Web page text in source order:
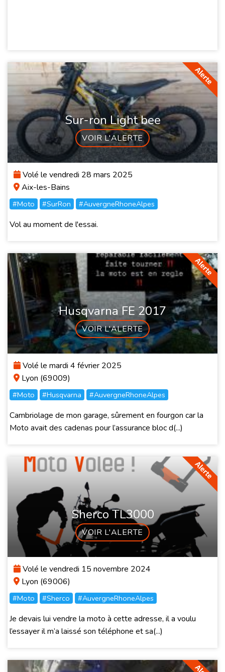
Sur-ron Light bee
VOIR L'ALERTE
Volé le vendredi 28 mars 2025
Aix-les-Bains
#Moto #SurRon #AuvergneRhoneAlpes
Vol au moment de l'essai.
Husqvarna FE 2017
VOIR L'ALERTE
Volé le mardi 4 février 2025
Lyon (69009)
#Moto #Husqvarna #AuvergneRhoneAlpes
Cambriolage de mon garage, sûrement en fourgon car la
Moto avait des cadenas pour l’assurance bloc d(...)
Sherco TL3000
VOIR L'ALERTE
Volé le vendredi 15 novembre 2024
Lyon (69006)
#Moto #Sherco #AuvergneRhoneAlpes
Je devais lui vendre la moto à cette adresse, il a voulu
l’essayer il m’a laissé son téléphone et sa(...)